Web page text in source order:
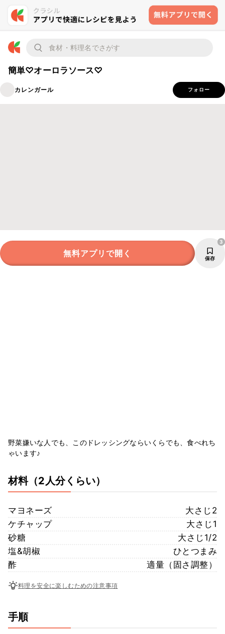
簡単♡オーロラソース♡
カレンガール フォロー
無料アプリで開く 保存
3
野菜嫌いな人でも、このドレッシングならいくらでも、食べれち
ゃいます♪
材料（2人分くらい）
マヨネーズ
大さじ2
ケチャップ
大さじ1
砂糖
大さじ1/2
塩&胡椒
ひとつまみ
酢
適量（固さ調整）
料理を安全に楽しむための注意事項
手順